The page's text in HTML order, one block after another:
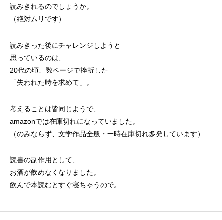
読みきれるのでしょうか。
（絶対ムリです）
読みきった後にチャレンジしようと
思っているのは、
20代の頃、数ページで挫折した
「失われた時を求めて」。
考えることは皆同じようで、
amazonでは在庫切れになっていました。
（のみならず、文学作品全般・一時在庫切れ多発しています）
読書の副作用として、
お酒が飲めなくなりました。
飲んで本読むとすぐ寝ちゃうので。